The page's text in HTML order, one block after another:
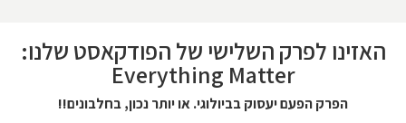
האזינו לפרק השלישי של הפודקאסט שלנו:
Everything Matter
הפרק הפעם יעסוק בביולוגי. או יותר נכון, בחלבונים!!